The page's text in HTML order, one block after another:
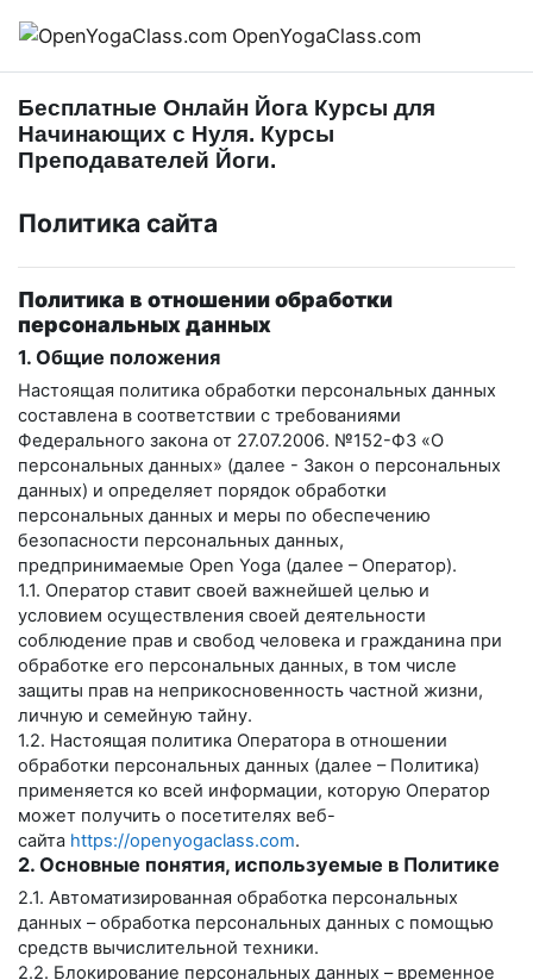
OpenYogaClass.com
Бесплатные Онлайн Йога Курсы для
Начинающих с Нуля. Курсы
Преподавателей Йоги.
Политика сайта
Политика в отношении обработки
персональных данных
1. Общие положения
Настоящая политика обработки персональных данных
составлена в соответствии с требованиями
Федерального закона от 27.07.2006. №152-ФЗ «О
персональных данных» (далее - Закон о персональных
данных) и определяет порядок обработки
персональных данных и меры по обеспечению
безопасности персональных данных,
предпринимаемые Open Yoga (далее – Оператор).
1.1. Оператор ставит своей важнейшей целью и
условием осуществления своей деятельности
соблюдение прав и свобод человека и гражданина при
обработке его персональных данных, в том числе
защиты прав на неприкосновенность частной жизни,
личную и семейную тайну.
1.2. Настоящая политика Оператора в отношении
обработки персональных данных (далее – Политика)
применяется ко всей информации, которую Оператор
может получить о посетителях веб-
сайта https://openyogaclass.com.
2. Основные понятия, используемые в Политике
2.1. Автоматизированная обработка персональных
данных – обработка персональных данных с помощью
средств вычислительной техники.
2.2. Блокирование персональных данных – временное